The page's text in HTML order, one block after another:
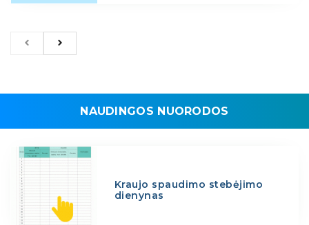
NAUDINGOS NUORODOS
Kraujo spaudimo stebėjimo
dienynas